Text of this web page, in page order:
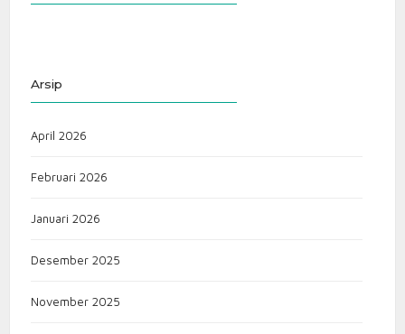
Arsip
April 2026
Februari 2026
Januari 2026
Desember 2025
November 2025